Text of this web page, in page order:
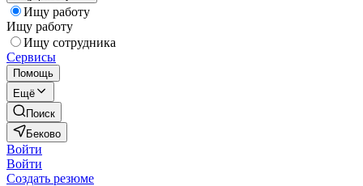
Ищу работу
Ищу работу
Ищу сотрудника
Сервисы
Помощь
Ещё
Поиск
Беково
Войти
Войти
Создать резюме